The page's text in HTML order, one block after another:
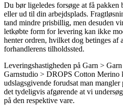
Du bør ligeledes forsøge at få pakken
eller ud til din arbejdsplads.
tand mindre prisbillig, men desuden
letkøbte form for levering kan ikke
henter ordren, hvilket dog betinges
forhandlerens tilholdssted.
Leveringshastigheden på Garn >
Garnstudio > DROPS Cotton
udslagsgivende forudsat man
det tydeligvis afgørende at vi
på den respektive vare.